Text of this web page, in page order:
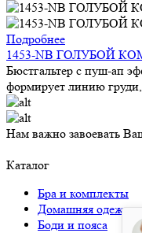
Подробнее
1453-NB ГОЛУБОЙ
Бюстгальтер с пуш-ап
формирует линию груди,
Нам важно завоевать
Каталог
Бра и комплекты
Домашняя одежда
Боди и пояса